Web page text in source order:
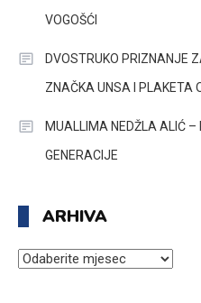
VOGOŠĆI
DVOSTRUKO PRIZNANJE
ZNAČKA UNSA I PLAKETA
MUALLIMA NEDŽLA ALIĆ
GENERACIJE
ARHIVA
ARHIVA